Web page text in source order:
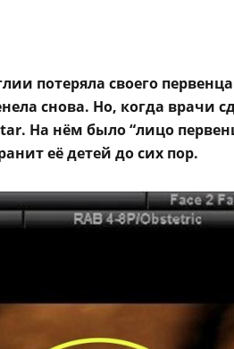
потеряла своего
снова. Но, когда врачи
На нём было “лицо
её детей до сих пор.